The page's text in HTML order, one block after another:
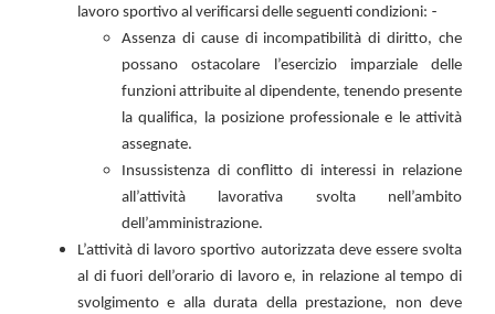
lavoro sportivo al verificarsi delle seguenti condizioni: -
Assenza di cause di incompatibilità di diritto, che
possano ostacolare l’esercizio imparziale delle
funzioni attribuite al dipendente, tenendo presente
la qualifica, la posizione professionale e le attività
assegnate.
Insussistenza di conflitto di interessi in relazione
all’attività lavorativa svolta nell’ambito
dell’amministrazione.
L’attività di lavoro sportivo autorizzata deve essere svolta
al di fuori dell’orario di lavoro e, in relazione al tempo di
svolgimento e alla durata della prestazione, non deve